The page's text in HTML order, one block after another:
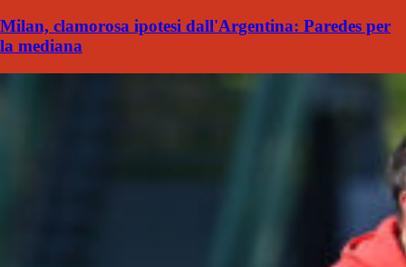
Milan, clamorosa ipotesi dall'Argentina: Paredes per
la mediana